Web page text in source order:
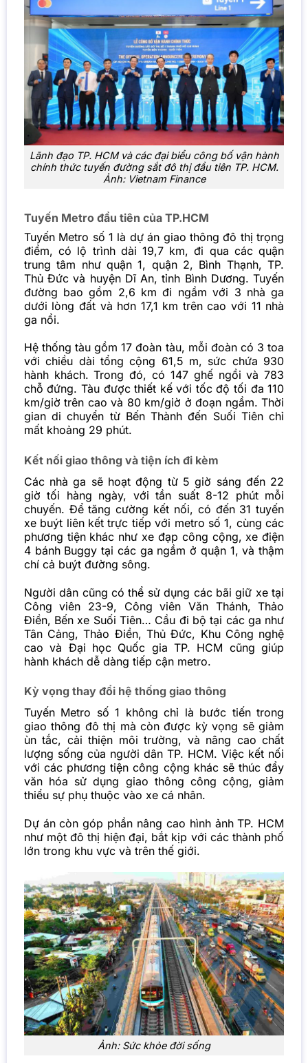
Lãnh đạo TP. HCM và các đại biểu công bố vận hành
chính thức tuyến đường sắt đô thị đầu tiên TP. HCM.
Ảnh: Vietnam Finance
Tuyến Metro đầu tiên của TP.HCM
Tuyến Metro số 1 là dự án giao thông đô thị trọng
điểm, có lộ trình dài 19,7 km, đi qua các quận
trung tâm như quận 1, quận 2, Bình Thạnh, TP.
Thủ Đức và huyện Dĩ An, tỉnh Bình Dương. Tuyến
đường bao gồm 2,6 km đi ngầm với 3 nhà ga
dưới lòng đất và hơn 17,1 km trên cao với 11 nhà
ga nổi.
Hệ thống tàu gồm 17 đoàn tàu, mỗi đoàn có 3 toa
với chiều dài tổng cộng 61,5 m, sức chứa 930
hành khách. Trong đó, có 147 ghế ngồi và 783
chỗ đứng. Tàu được thiết kế với tốc độ tối đa 110
km/giờ trên cao và 80 km/giờ ở đoạn ngầm. Thời
gian di chuyển từ Bến Thành đến Suối Tiên chỉ
mất khoảng 29 phút.
Kết nối giao thông và tiện ích đi kèm
Các nhà ga sẽ hoạt động từ 5 giờ sáng đến 22
giờ tối hàng ngày, với tần suất 8-12 phút mỗi
chuyến. Để tăng cường kết nối, có đến 31 tuyến
xe buýt liên kết trực tiếp với metro số 1, cùng các
phương tiện khác như xe đạp công cộng, xe điện
4 bánh Buggy tại các ga ngầm ở quận 1, và thậm
chí cả buýt đường sông.
Người dân cũng có thể sử dụng các bãi giữ xe tại
Công viên 23-9, Công viên Văn Thánh, Thảo
Điền, Bến xe Suối Tiên… Cầu đi bộ tại các ga như
Tân Cảng, Thảo Điền, Thủ Đức, Khu Công nghệ
cao và Đại học Quốc gia TP. HCM cũng giúp
hành khách dễ dàng tiếp cận metro.
Kỳ vọng thay đổi hệ thống giao thông
Tuyến Metro số 1 không chỉ là bước tiến trong
giao thông đô thị mà còn được kỳ vọng sẽ giảm
ùn tắc, cải thiện môi trường, và nâng cao chất
lượng sống của người dân TP. HCM. Việc kết nối
với các phương tiện công cộng khác sẽ thúc đẩy
văn hóa sử dụng giao thông công cộng, giảm
thiểu sự phụ thuộc vào xe cá nhân.
Dự án còn góp phần nâng cao hình ảnh TP. HCM
như một đô thị hiện đại, bắt kịp với các thành phố
lớn trong khu vực và trên thế giới.
Ảnh: Sức khỏe đời sống